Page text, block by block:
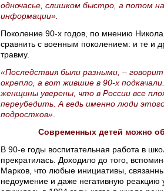
одночасье, слишком быстро, а потом
информации».
Поколение 90-х годов, по мнению
сравнить с военным поколением: и те и
травму.
«Последствия были разными, –
окрепло, а вот жившие в 90-х
женщины уверены, что в России все
переубедить. А ведь именно люди
подростков»
Современных детей можно
В 90-е годы воспитательная работа в
прекратилась. Доходило до того,
Марков, что любые инициативы,
недоумение и даже негативную